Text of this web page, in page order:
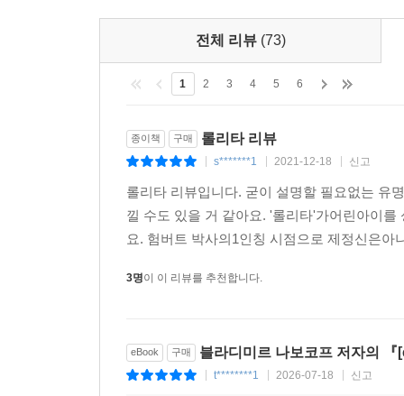
‘롤리타’는 나이 든 남자를 매료시키는 소녀를
험버트에게 롤리타가 불멸의 연인이 되었듯이,
문학동네에서 새롭게 펴내는 『롤리타』는 살만
출간된 십여 가지 『롤리타』 판본과 주해본을
패러디와 언어유희로 유명한 나보코프의 걸작
개에 달하는 풍부한 주석을 달았다. 이 과정에
『롤리타』를 우리말로 옮기는 과정은 시종 살
전체 리뷰 (73)
1 2 3 4 5 6
종이책 구매 롤리타 리뷰
s*******1 2021-12-18 신고
롤리타 리뷰입니다. 굳이 설명할 필요없는 유
낄 수도 있을 거 같아요. '롤리타'가어린아이
요. 험버트 박사의1인칭 시점으로 제정신은
3명이 이 리뷰를 추천합니다.
eBook 구매 블라디미르 나보코프 저자의
t********1 2026-07-18 신고